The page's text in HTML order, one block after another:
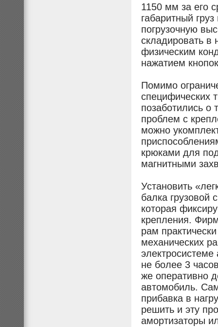
1150 мм за его
габаритный
погрузочную
складировать в
физическим
нажатием
Помимо
специфических
позаботились о
проблем с
можно
крюками для
магнитными
Установить
балка грузовой
которая
крепления.
рам
механических
не более 3
же оперативно
автомобиль.
прибавка в
решить и эту
амортизаторы